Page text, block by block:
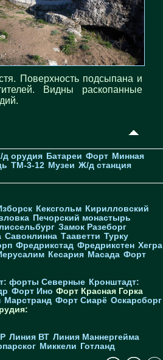
Поверхность подсыпана и
Видны раскопанные
орудия Батареи Форт Минная
TM-3-12 Музеи Ж/д станция
Кексгольм Кирилловский
Печорcкий монастырь
Замок Разеборг
Савонлинна Тааветти Турку
Фредрикстад Фредрикстен Хегра
Кесария Масада Форт
форты Северные Кронштадт:
Форт Ино Форт Красная Горка
Марстранд Форт Сиарё Оскарсборг
Линия ВТ Линия Маннергейма
Миккели Готланд